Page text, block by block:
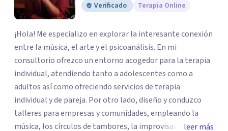
Verificado Terapia Online
¡Hola! Me especializo en explorar la interesante conexión
entre la música, el arte y el psicoanálisis. En mi
consultorio ofrezco un entorno acogedor para la terapia
individual, atendiendo tanto a adolescentes como a
adultos así como ofreciendo servicios de terapia
individual y de pareja. Por otro lado, diseño y conduzco
talleres para empresas y comunidades, empleando la
música, los círculos de tambores, la improvisación y otras
leer más